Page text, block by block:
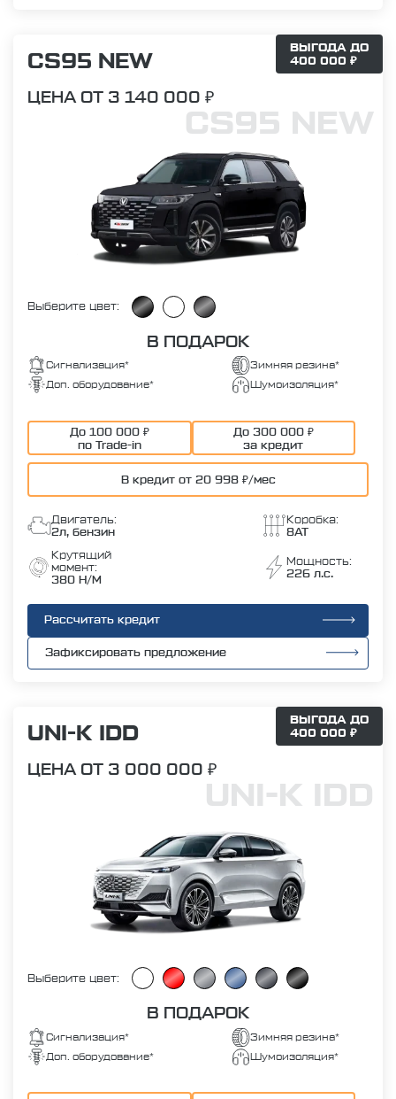
CS95 NEW
ЦЕНА ОТ 3 140 000 ₽
Выберите цвет:
CS95 NEW
В ПОДАРОК
Сигнализация*
Зимняя резина*
Доп. оборудование*
Шумоизоляция*
До 100 000 ₽
по Trade-in
До 300 000 ₽
за кредит
В кредит от 20 998 ₽/мес
Двигатель:
2л, бензин
Коробка:
8AT
Крутящий
момент:
380 Н/М
Мощность:
226 л.с.
Рассчитать кредит
Зафиксировать предложение
ВЫГОДА ДО
400 000 ₽
UNI-K IDD
ЦЕНА ОТ 3 000 000 ₽
Выберите цвет:
UNI-K IDD
В ПОДАРОК
Сигнализация*
Зимняя резина*
Доп. оборудование*
Шумоизоляция*
ВЫГОДА ДО
400 000 ₽